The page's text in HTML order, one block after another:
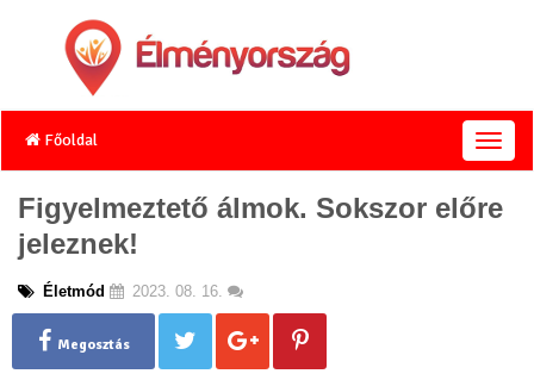
Főoldal
T
o
g
Figyelmeztető álmok. Sokszor előre
jeleznek!
Életmód 2023. 08. 16.
Megosztás